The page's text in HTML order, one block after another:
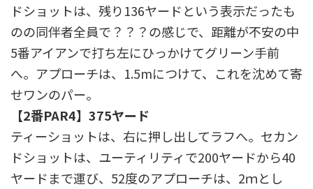
ドショットは、残り136ヤードという表示だったも
のの同伴者全員で？？？の感じで、距離が不安の中
5番アイアンで打ち左にひっかけてグリーン手前
へ。アプローチは、1.5mにつけて、これを沈めて寄
せワンのパー。
【2番PAR4】375ヤード
ティーショットは、右に押し出してラフへ。セカン
ドショットは、ユーティリティで200ヤードから40
ヤードまで運び、52度のアプローチは、2ｍとし